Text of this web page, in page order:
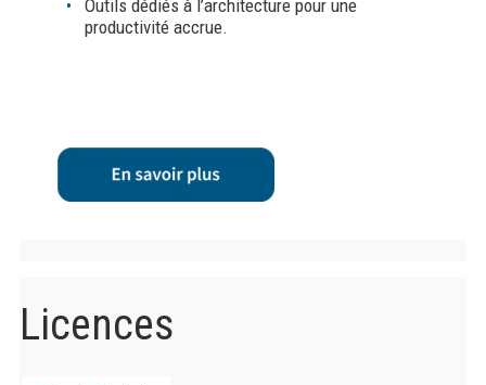
Outils dédiés à l’architecture pour une
productivité accrue.
Licences